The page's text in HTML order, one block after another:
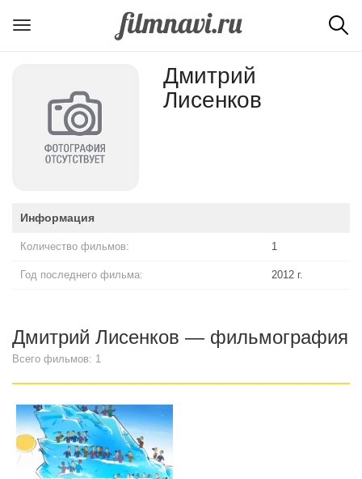
Дмитрий
Лисенков
Информация
Количество фильмов: 1
Год последнего фильма: 2012 г.
Дмитрий Лисенков — фильмография
Всего фильмов: 1